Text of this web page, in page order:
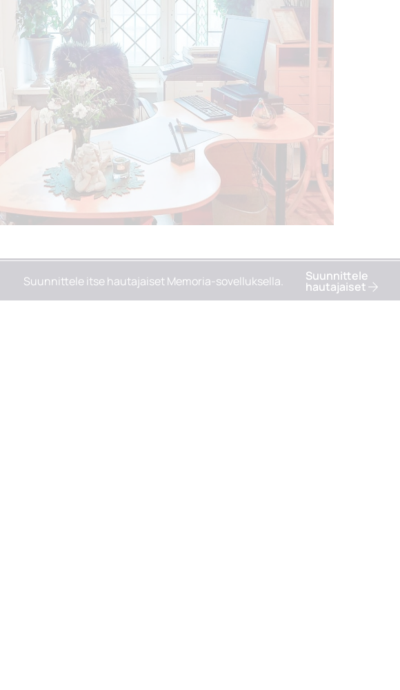
Suunnittele itse hautajaiset Memoria-sovelluksella. Suunnittele
hautajaiset